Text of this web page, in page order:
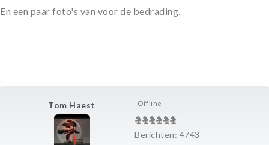
Tom Haest Offline
Berichten: 4743
En een paar foto's van voor de bedrading.